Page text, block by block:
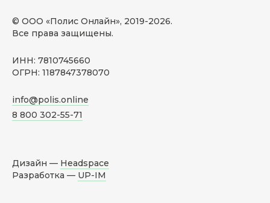
© ООО «Полис Онлайн», 2019-2026.
Все права защищены.
ИНН: 7810745660
ОГРН: 1187847378070
info@polis.online
8 800 302-55-71
Дизайн — Headspace
Разработка — UP-IM